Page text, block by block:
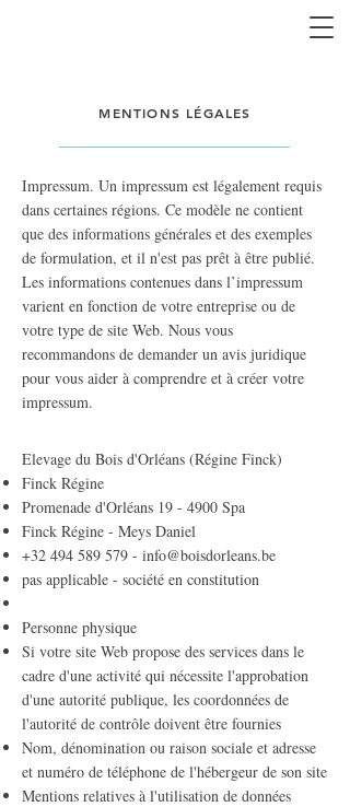
MENTIONS LÉGALES
Impressum. Un impressum est légalement requis
dans certaines régions. Ce modèle ne contient
que des informations générales et des exemples
de formulation, et il n'est pas prêt à être publié.
Les informations contenues dans l’impressum
varient en fonction de votre entreprise ou de
votre type de site Web. Nous vous
recommandons de demander un avis juridique
pour vous aider à comprendre et à créer votre
impressum.
Elevage du Bois d'Orléans (Régine Finck)
Finck Régine
Promenade d'Orléans 19 - 4900 Spa
Finck Régine - Meys Daniel
+32 494 589 579 - info@boisdorleans.be
pas applicable - société en constitution
Personne physique
Si votre site Web propose des services dans le
cadre d'une activité qui nécessite l'approbation
d'une autorité publique, les coordonnées de
l'autorité de contrôle doivent être fournies
Nom, dénomination ou raison sociale et adresse
et numéro de téléphone de l'hébergeur de son site
Mentions relatives à l'utilisation de données